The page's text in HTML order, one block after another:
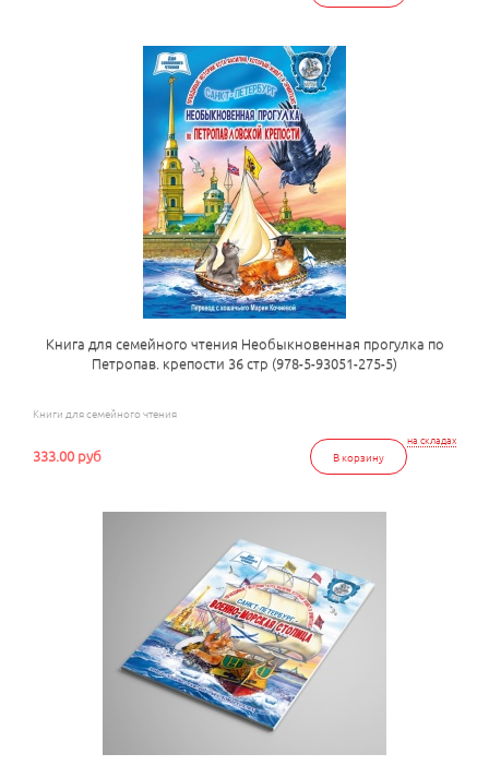
Книга для семейного чтения Необыкновенная прогулка по
Петропав. крепости 36 стр (978-5-93051-275-5)
Книги для семейного чтения
на складах
В корзину
333.00 руб